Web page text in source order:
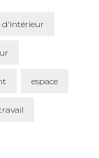
d'intérieur
espace